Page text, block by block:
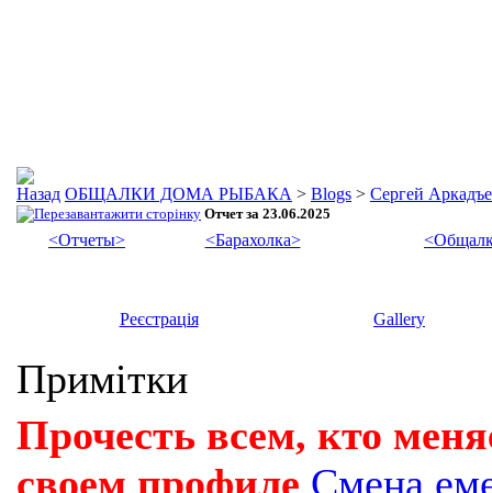
ОБЩАЛКИ ДОМА РЫБАКА > Blogs > Сергей
Отчет за 23.06.2025
<Отчеты> <Барахолка>
Реєстрація Gallery
Примітки
Прочесть всем, кто
своем профиле Смена